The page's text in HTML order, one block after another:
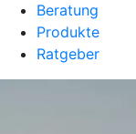
Beratung
Produkte
Ratgeber